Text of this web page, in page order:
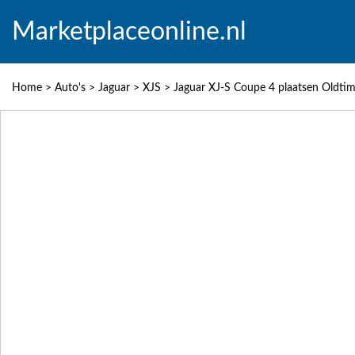
Marketplaceonline.nl
Home > Auto's > Jaguar > XJS > Jaguar XJ-S Coupe 4 plaatsen